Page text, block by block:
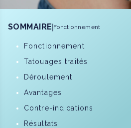
SOMMAIRE Fonctionnement
Fonctionnement
Tatouages traités
Déroulement
Avantages
Contre-indications
Résultats